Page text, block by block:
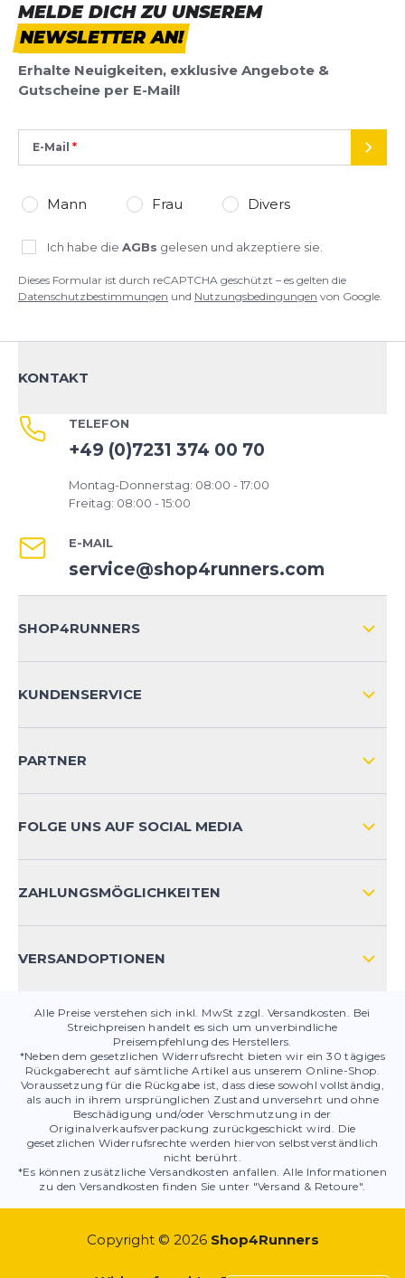
MELDE DICH ZU UNSEREM
NEWSLETTER AN!
Erhalte Neuigkeiten, exklusive Angebote &
Gutscheine per E-Mail!
E-Mail
Mann Frau Divers
Ich habe die AGBs gelesen und akzeptiere sie.
Dieses Formular ist durch reCAPTCHA geschützt – es gelten die
Datenschutzbestimmungen und Nutzungsbedingungen von Google.
KONTAKT
TELEFON
+49 (0)7231 374 00 70
Montag-Donnerstag: 08:00 - 17:00
Freitag: 08:00 - 15:00
E-MAIL
service@shop4runners.com
SHOP4RUNNERS
KUNDENSERVICE
KONTAKT
PRODUKTSICHERHEIT
PARTNER
FOLGE UNS AUF SOCIAL MEDIA
ZAHLUNGSMÖGLICHKEITEN
VERSANDOPTIONEN
Alle Preise verstehen sich inkl. MwSt zzgl. Versandkosten. Bei
Streichpreisen handelt es sich um unverbindliche
Preisempfehlung des Herstellers.
*Neben dem gesetzlichen Widerrufsrecht bieten wir ein 30 tägiges
Rückgaberecht auf sämtliche Artikel aus unserem Online-Shop.
Voraussetzung für die Rückgabe ist, dass diese sowohl vollständig,
als auch in ihrem ursprünglichen Zustand unversehrt und ohne
Beschädigung und/oder Verschmutzung in der
Originalverkaufsverpackung zurückgeschickt wird. Die
gesetzlichen Widerrufsrechte werden hiervon selbstverständlich
nicht berührt.
*Es können zusätzliche Versandkosten anfallen. Alle Informationen
zu den Versandkosten finden Sie unter "Versand & Retoure".
Copyright © 2026 Shop4Runners